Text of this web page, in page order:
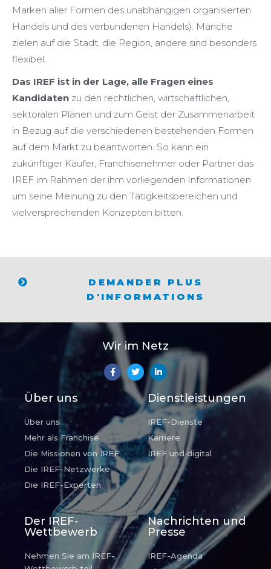
Marken aller Formen des unabhängigen organisierten
Handels und des verbundenen Handels). Manche
zielen auf die Stadt, die Region, andere sind besonders
flexibel.
Das IREF ist in der Lage, alle Fragen eines
Kandidaten zu den rechtlichen, wirtschaftlichen,
sektoralen Plänen und zum Geist der Zusammenarbeit
in Bezug auf die verschiedenen bestehenden Formen
auf dem Markt zu beantworten. So kann ein
zukünftiger Käufer, Franchisenehmer oder Partner das
IREF im Rahmen der ihm vorliegenden Informationen
um seine Meinung zu den Tätigkeitsbereichen und
vielversprechenden Konzepten bitten.
DEMANDER PLUS
D'INFORMATIONS
Wir im Netz
Über uns
Über uns
Mehr als Franchise
Die Missionen von IREF
Die IREF-Netzwerke
Die IREF-Experten
Dienstleistungen
IREF-Dienste
Karriere
IREF und digital
Der IREF-
Wettbewerb
Nehmen Sie am IREF-
Nachrichten und
Presse
IREF-Agenda